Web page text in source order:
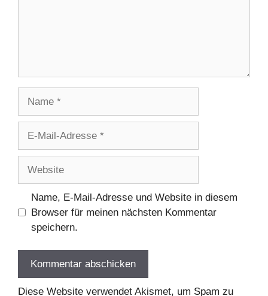
Adresse
Name, E-Mail-Adresse und Website in diesem
Browser für meinen nächsten Kommentar
speichern.
Diese Website verwendet Akismet, um Spam zu